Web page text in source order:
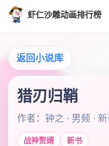
虾仁沙雕动画排行榜
返回小说库
猎刃归鞘
作者：钟之 · 男频 ·
战神赘婿 新书